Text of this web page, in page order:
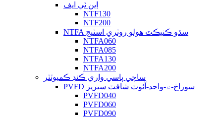
اين ٽي ايف
NTF130
NTF200
NTFA سڌو ڪنيڪٽ هولو روٽري اسٽيج
NTFA060
NTFA085
NTFA130
NTFA200
ساڄي پاسي واري ڪنڊ ڪميوٽٽر
PVFD سوراخ-۾-واحد-آئوٽ شافٽ سيريز
PVFD040
PVFD060
PVFD090